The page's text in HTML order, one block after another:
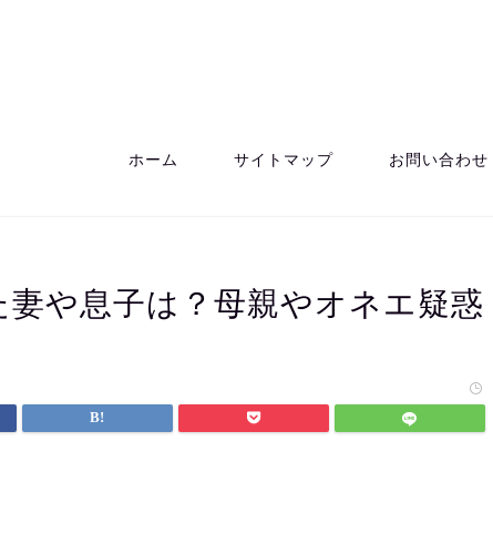
ホーム サイトマップ お問い合わせ
や息子は？母親やオネエ疑惑